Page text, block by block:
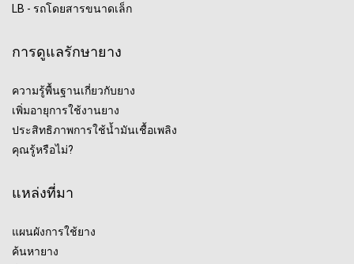
LB - รถโดยสารขนาดเล็ก
การดูแลรักษายาง
ความรู้พื้นฐานเกี่ยวกับยาง
เพิ่มอายุการใช้งานยาง
ประสิทธิภาพการใช้น้ำมันเชื้อเพลิง
คุณรู้หรือไม่?
แหล่งที่มา
แผนผังการใช้ยาง
ค้นหายาง